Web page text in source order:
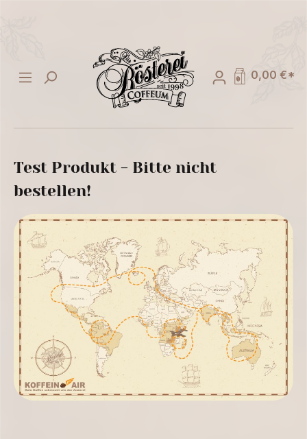
0,00 €*
Test Produkt - Bitte nicht
bestellen!